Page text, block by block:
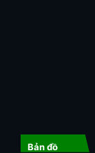
Bản đồ